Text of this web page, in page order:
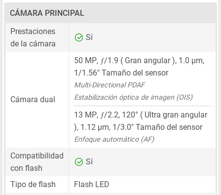
CÁMARA PRINCIPAL
Prestaciones
de la cámara
Sí
Cámara dual
50 MP, ƒ/1.9 ( Gran angular ), 1.0 μm,
1/1.56" Tamaño del sensor
Multi-Directional PDAF
Estabilización óptica de imagen (OIS)
13 MP, ƒ/2.2, 120° ( Ultra gran angular
), 1.12 μm, 1/3.0" Tamaño del sensor
Enfoque automático (AF)
Compatibilidad
con flash
Sí
Tipo de flash Flash LED